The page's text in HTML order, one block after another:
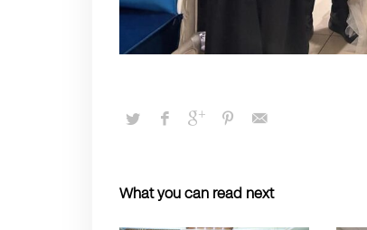
What you can read next